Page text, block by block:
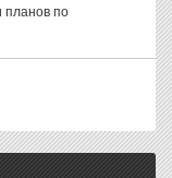
планов по